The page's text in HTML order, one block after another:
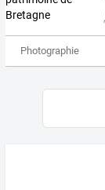
Photographie